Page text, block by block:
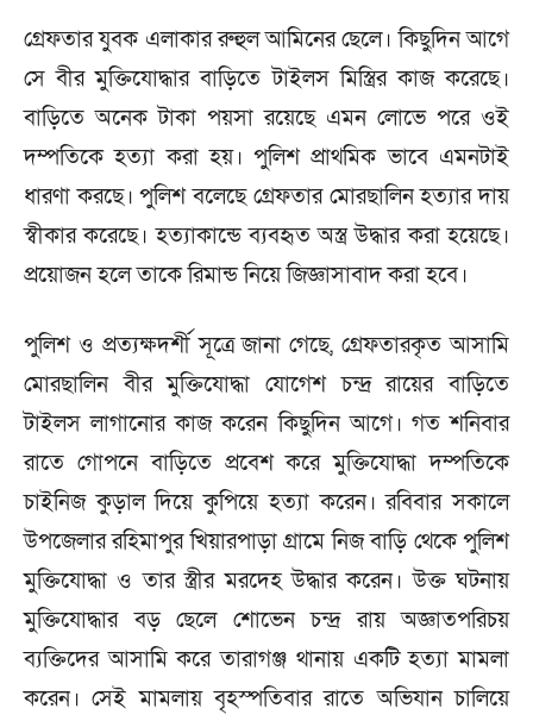
গ্রেফতার যুবক এলাকার রুহুল আমিনের ছেলে। কিছুদিন আগে
সে বীর মুক্তিযোদ্ধার বাড়িতে টাইলস মিস্ত্রির কাজ করেছে।
বাড়িতে অনেক টাকা পয়সা রয়েছে এমন লোভে পরে ওই
দম্পতিকে হত্যা করা হয়। পুলিশ প্রাথমিক ভাবে এমনটাই
ধারণা করছে। পুলিশ বলেছে গ্রেফতার মোরছালিন হত্যার দায়
স্বীকার করেছে। হত্যাকান্ডে ব্যবহৃত অস্ত্র উদ্ধার করা হয়েছে।
প্রয়োজন হলে তাকে রিমান্ড নিয়ে জিজ্ঞাসাবাদ করা হবে।
পুলিশ ও প্রত্যক্ষদর্শী সূত্রে জানা গেছে, গ্রেফতারকৃত আসামি
মোরছালিন বীর মুক্তিযোদ্ধা যোগেশ চন্দ্র রায়ের বাড়িতে
টাইলস লাগানোর কাজ করেন কিছুদিন আগে। গত শনিবার
রাতে গোপনে বাড়িতে প্রবেশ করে মুক্তিযোদ্ধা দম্পতিকে
চাইনিজ কুড়াল দিয়ে কুপিয়ে হত্যা করেন। রবিবার সকালে
উপজেলার রহিমাপুর খিয়ারপাড়া গ্রামে নিজ বাড়ি থেকে পুলিশ
মুক্তিযোদ্ধা ও তার স্ত্রীর মরদেহ উদ্ধার করেন। উক্ত ঘটনায়
মুক্তিযোদ্ধার বড় ছেলে শোভেন চন্দ্র রায় অজ্ঞাতপরিচয়
ব্যক্তিদের আসামি করে তারাগঞ্জ থানায় একটি হত্যা মামলা
করেন। সেই মামলায় বৃহস্পতিবার রাতে অভিযান চালিয়ে